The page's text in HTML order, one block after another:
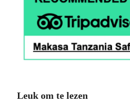
Leuk om te lezen